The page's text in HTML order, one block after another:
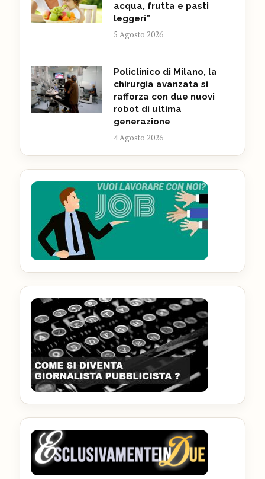
acqua, frutta e pasti
leggeri”
5 Agosto 2026
Policlinico di Milano, la
chirurgia avanzata si
rafforza con due nuovi
robot di ultima
generazione
4 Agosto 2026